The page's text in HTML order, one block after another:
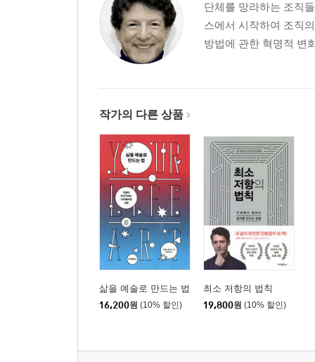
단체를 망라하는 조직
스에서 시작하여 조직
방법에 관한 혁명적 변
작가의 다른 상품
삶을 예술로 만드는 법
16,200원 (10% 할인)
최소 저항의 법칙
19,800원 (10% 할인)